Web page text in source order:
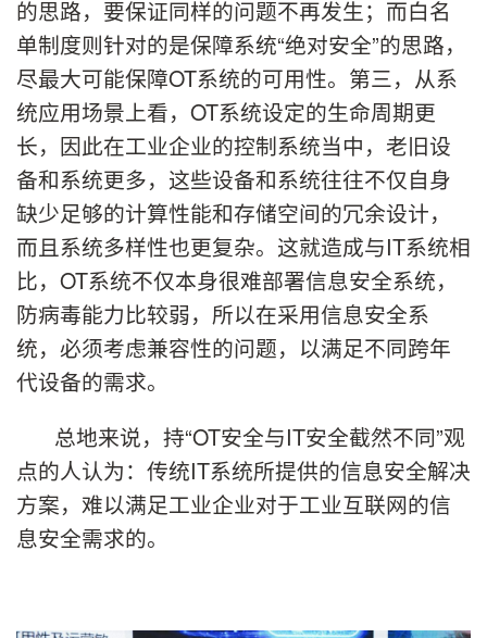
的思路，要保证同样的问题不再发生；而白名
单制度则针对的是保障系统“绝对安全”的思路，
尽最大可能保障OT系统的可用性。第三，从系
统应用场景上看，OT系统设定的生命周期更
长，因此在工业企业的控制系统当中，老旧设
备和系统更多，这些设备和系统往往不仅自身
缺少足够的计算性能和存储空间的冗余设计，
而且系统多样性也更复杂。这就造成与IT系统相
比，OT系统不仅本身很难部署信息安全系统，
防病毒能力比较弱，所以在采用信息安全系
统，必须考虑兼容性的问题，以满足不同跨年
代设备的需求。
总地来说，持“OT安全与IT安全截然不同”观
点的人认为：传统IT系统所提供的信息安全解决
方案，难以满足工业企业对于工业互联网的信
息安全需求的。